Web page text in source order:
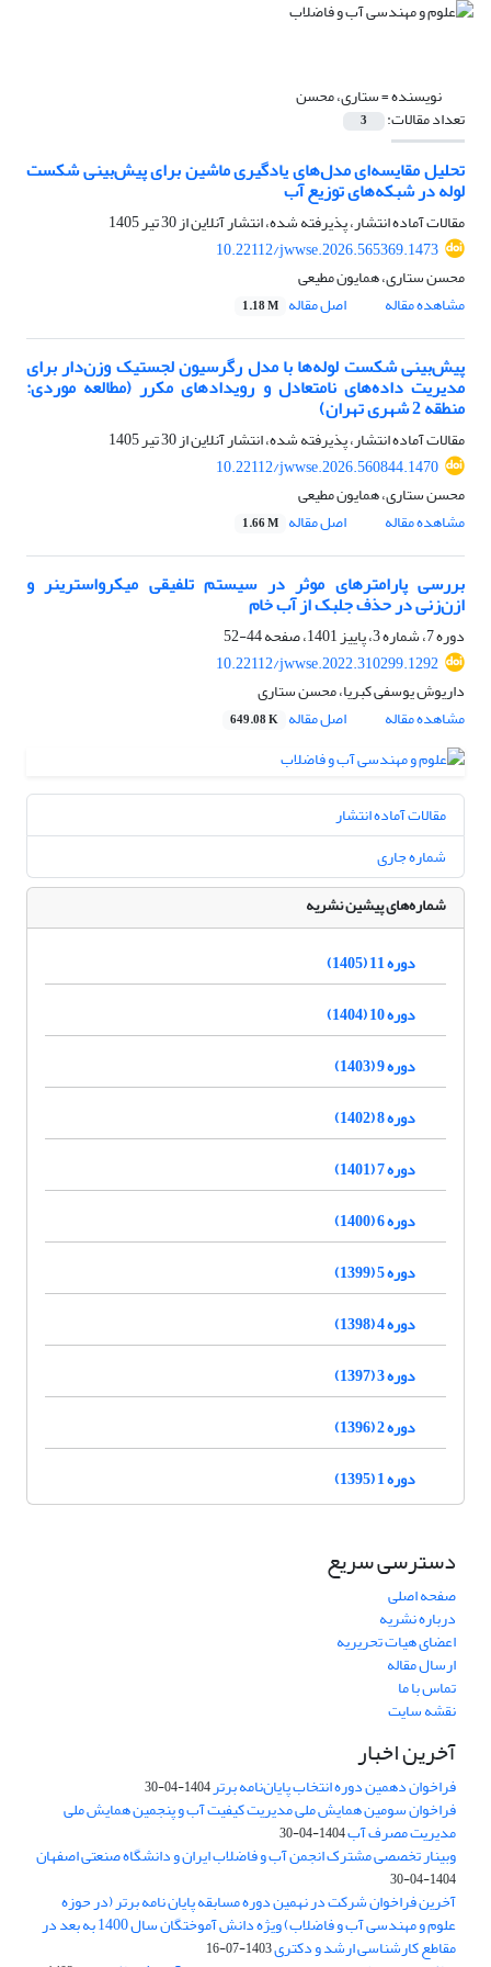
نویسنده =ستاری، محسن
تعداد مقالات: 3
تحلیل مقایسه‌ای مدل‌های یادگیری ماشین برای پیش‌بینی شکست
لوله در شبکه‌های توزیع آب
مقالات آماده انتشار، پذیرفته شده، انتشار آنلاین از30 تیر 1405
10.22112/jwwse.2026.565369.1473
محسن ستاری، همایون مطیعی
مشاهده مقاله
اصل مقاله 1.18 M
پیش‌بینی شکست لوله‌ها با مدل رگرسیون‌ لجستیک وزن‌دار برای
مدیریت داده‌های نامتعادل و رویدادهای مکرر (مطالعه موردی:
منطقه 2 شهری تهران)
مقالات آماده انتشار، پذیرفته شده، انتشار آنلاین از30 تیر 1405
10.22112/jwwse.2026.560844.1470
محسن ستاری، همایون مطیعی
مشاهده مقاله
اصل مقاله 1.66 M
بررسی پارامترهای موثر در سیستم تلفیقی میکرواسترینر و
ازن‌زنی در حذف جلبک از آب خام
دوره 7، شماره 3، پاییز 1401، صفحه
44-52
10.22112/jwwse.2022.310299.1292
داریوش یوسفی کبریا، محسن ستاری
مشاهده مقاله
اصل مقاله 649.08 K
مقالات آماده انتشار
شماره جاری
شماره‌های پیشین نشریه
دوره 11 (1405)
دوره 10 (1404)
دوره 9 (1403)
دوره 8 (1402)
دوره 7 (1401)
دوره 6 (1400)
دوره 5 (1399)
دوره 4 (1398)
دوره 3 (1397)
دوره 2 (1396)
دوره 1 (1395)
دسترسی سریع
صفحه اصلی
درباره نشریه
اعضای هیات تحریریه
ارسال مقاله
تماس با ما
نقشه سایت
آخرین اخبار
فراخوان دهمین دوره انتخاب پایان‌نامه برتر1404-04-30
فراخوان سومین همایش ملی مدیریت کیفیت آب و پنجمین همایش ملی
مدیریت مصرف آب1404-04-30
وبینار تخصصی مشترک انجمن آب و فاضلاب ایران و دانشگاه صنعتی اصفهان
1404-04-30
آخرین فراخوان شرکت در نهمین دوره مسابقه پایان نامه برتر (در حوزه
علوم و مهندسی آب و فاضلاب) ویژه دانش آموختگان سال 1400 به بعد در
مقاطع کارشناسی ارشد و دکتری1403-07-16